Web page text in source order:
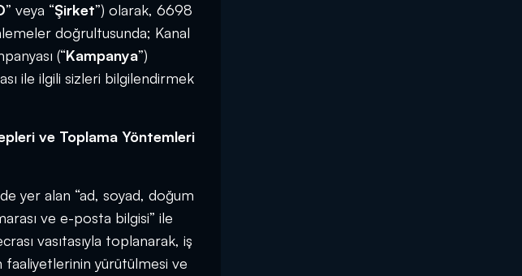
” veya “Şirket”) olarak, 6698
doğrultusunda; Kanal
(“Kampanya”)
ile ilgili sizleri bilgilendirmek
ve Toplama Yöntemleri
yer alan “ad, soyad, doğum
ve e-posta bilgisi” ile
vasıtasıyla toplanarak, iş
yürütülmesi ve